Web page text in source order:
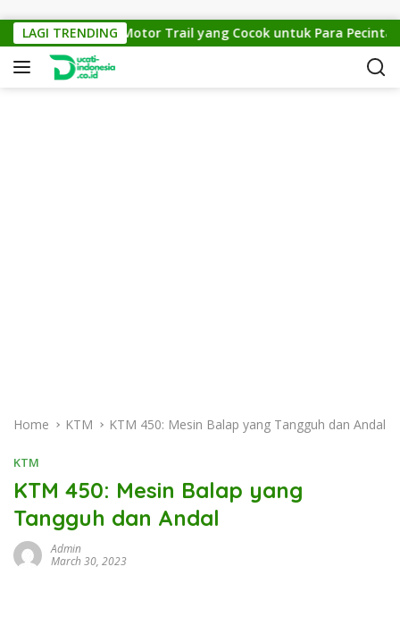
LAGI TRENDING
Cross 150: Motor Trail yang Cocok untuk Para Pecinta Off-
Home KTM KTM 450: Mesin Balap yang Tangguh dan Andal
KTM
KTM 450: Mesin Balap yang
Tangguh dan Andal
Admin
March 30, 2023